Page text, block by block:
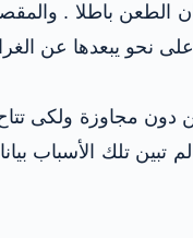
باطلا .
على نحو يبعدها عن
مجاوزة ولكى
تبين تلك